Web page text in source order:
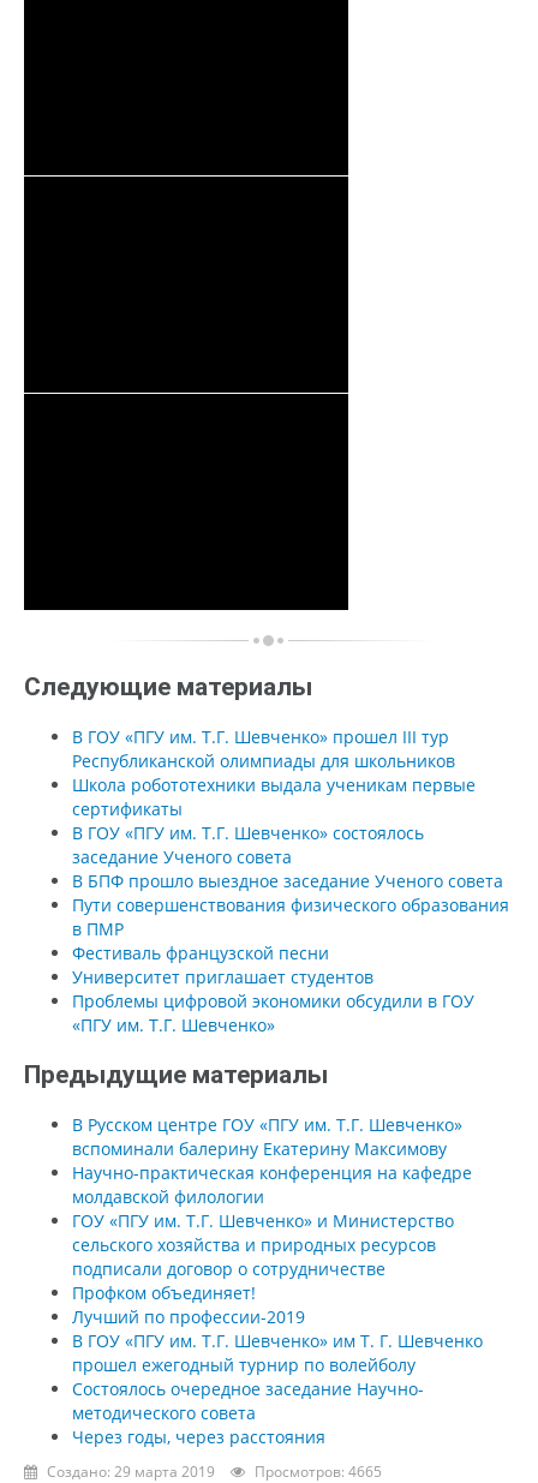
Следующие материалы
В ГОУ «ПГУ им. Т.Г. Шевченко» прошел III тур
Республиканской олимпиады для школьников
Школа робототехники выдала ученикам первые
сертификаты
В ГОУ «ПГУ им. Т.Г. Шевченко» состоялось
заседание Ученого совета
В БПФ прошло выездное заседание Ученого совета
Пути совершенствования физического образования
в ПМР
Фестиваль французской песни
Университет приглашает студентов
Проблемы цифровой экономики обсудили в ГОУ
«ПГУ им. Т.Г. Шевченко»
Предыдущие материалы
В Русском центре ГОУ «ПГУ им. Т.Г. Шевченко»
вспоминали балерину Екатерину Максимову
Научно-практическая конференция на кафедре
молдавской филологии
ГОУ «ПГУ им. Т.Г. Шевченко» и Министерство
сельского хозяйства и природных ресурсов
подписали договор о сотрудничестве
Профком объединяет!
Лучший по профессии-2019
В ГОУ «ПГУ им. Т.Г. Шевченко» им Т. Г. Шевченко
прошел ежегодный турнир по волейболу
Состоялось очередное заседание Научно-
методического совета
Через годы, через расстояния
Создано: 29 марта 2019 Просмотров: 4665